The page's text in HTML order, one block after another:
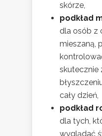
skórze,
podkład
dla osób z
mieszaną,
skutecznie
cały dzień,
podkład
dla tych,
wyglądać